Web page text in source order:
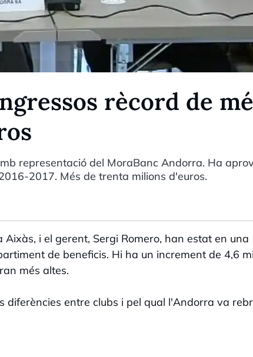
rècord de
representació del MoraBanc Andorra. Ha
2017. Més de trenta milions d'euros.
i el gerent, Sergi Romero, han estat en una
de beneficis. Hi ha un increment de 4,6
més altes.
diferències entre clubs i pel qual l'Andorra va